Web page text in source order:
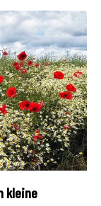
kleine